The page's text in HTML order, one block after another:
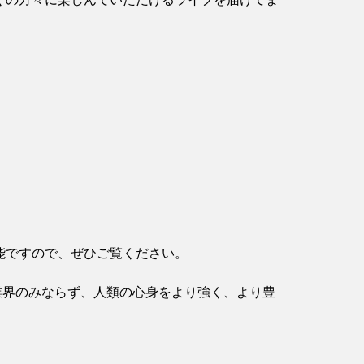
すので、ぜひご覧ください。
のみならず、人類の心身をより強く、より豊